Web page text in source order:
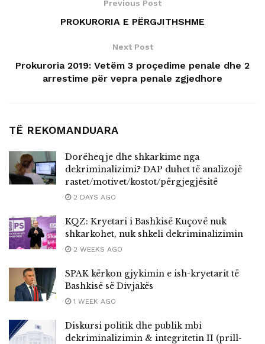
Previous Post
PROKURORIA E PËRGJITHSHME
Next Post
Prokuroria 2019: Vetëm 3 proçedime penale dhe 2
arrestime për vepra penale zgjedhore
TË REKOMANDUARA
Dorëheqje dhe shkarkime nga
dekriminalizimi? DAP duhet të analizojë
rastet/motivet/kostot/përgjegjësitë
2 DAYS AGO
KQZ: Kryetari i Bashkisë Kuçovë nuk
shkarkohet, nuk shkeli dekriminalizimin
2 WEEKS AGO
SPAK kërkon gjykimin e ish-kryetarit të
Bashkisë së Divjakës
1 WEEK AGO
Diskursi politik dhe publik mbi
dekriminalizimin & integritetin II (prill-